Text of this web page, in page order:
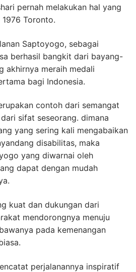
pernah melakukan hal yang
Toronto.
Saptoyogo, sebagai
berhasil bangkit dari bayang-
akhirnya meraih medali
bagi Indonesia.
contoh dari semangat
sifat seseorang. dimana
yang sering kali mengabaikan
disabilitas, maka
yang diwarnai oleh
dapat dengan mudah
kuat dan dukungan dari
mendorongnya menuju
pada kemenangan
perjalanannya inspiratif